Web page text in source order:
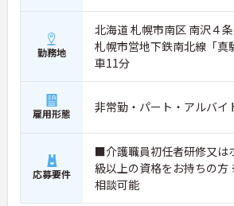
勤務地
北海道 札幌市南区 南沢４
札幌市営地下鉄南北線「真
車11分
雇用形態 非常勤・パート・アルバイ
応募要件
■介護職員初任者研修又は
級以上の資格をお持ちの
相談可能